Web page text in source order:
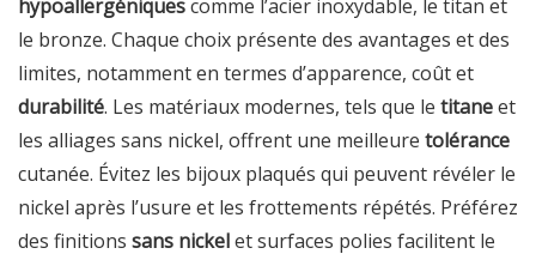
hypoallergéniquescomme l’acier inoxydable, le titan et
le bronze. Chaque choix présente des avantages et des
limites, notamment en termes d’apparence, coût et
durabilité. Les matériaux modernes, tels que le titaneet
les alliages sans nickel, offrent une meilleure tolérance
cutanée. Évitez les bijoux plaqués qui peuvent révéler le
nickel après l’usure et les frottements répétés. Préférez
des finitions sans nickelet surfaces polies facilitent le